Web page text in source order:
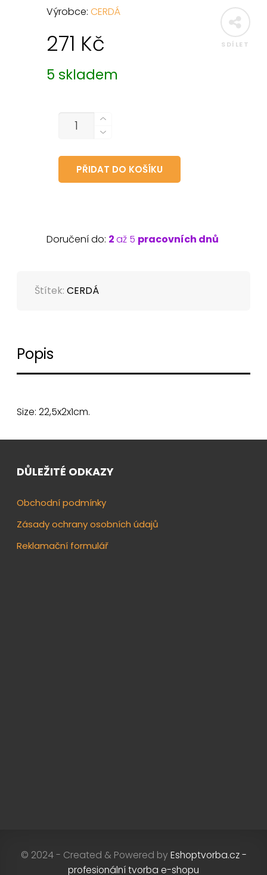
SDÍLET
Výrobce:CERDÁ
271 Kč
5 skladem
MNOŽSTVÍ
PŘIDAT DO KOŠÍKU
Doručení do: 2až 5 pracovních dnů
Štítek:CERDÁ
Popis
Size: 22,5x2x1cm.
DŮLEŽITÉ ODKAZY
Obchodní podmínky
Zásady ochrany osobních údajů
Reklamační formulář
© 2024 - Created & Powered by Eshoptvorba.cz -
profesionální tvorba e-shopu